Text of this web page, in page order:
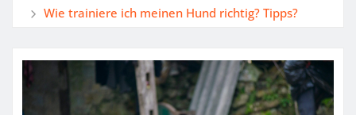
Wie trainiere ich meinen Hund richtig? Tipps?